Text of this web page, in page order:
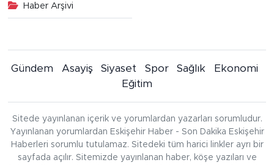
Haber Arşivi
Gündem Asayiş Siyaset Spor Sağlık
Ekonomi
Eğitim
Sitede yayınlanan içerik ve yorumlardan yazarları sorumludur.
Yayınlanan yorumlardan Eskişehir Haber - Son Dakika Eskişehir
Haberleri sorumlu tutulamaz. Sitedeki tüm harici linkler ayrı bir
sayfada açılır. Sitemizde yayınlanan haber, köşe yazıları ve